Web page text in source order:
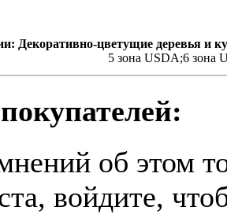
Декоративно-цветущие деревья и
5 зона USDA;6 зона
об этом
войдите,